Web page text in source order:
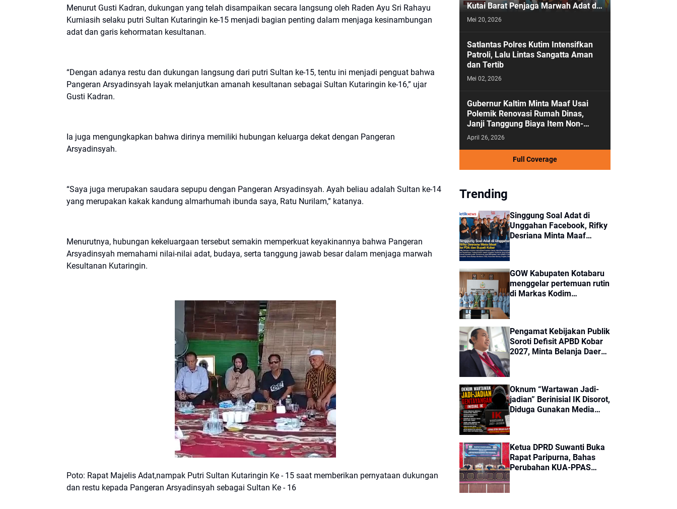
Menurut Gusti Kadran, dukungan yang telah disampaikan secara langsung oleh Raden Ayu Sri Rahayu
Kurniasih selaku putri Sultan Kutaringin ke-15 menjadi bagian penting dalam menjaga kesinambungan
adat dan garis kehormatan kesultanan.
“Dengan adanya restu dan dukungan langsung dari putri Sultan ke-15, tentu ini menjadi penguat bahwa
Pangeran Arsyadinsyah layak melanjutkan amanah kesultanan sebagai Sultan Kutaringin ke-16,” ujar
Gusti Kadran.
Ia juga mengungkapkan bahwa dirinya memiliki hubungan keluarga dekat dengan Pangeran
Arsyadinsyah.
“Saya juga merupakan saudara sepupu dengan Pangeran Arsyadinsyah. Ayah beliau adalah Sultan ke-14
yang merupakan kakak kandung almarhumah ibunda saya, Ratu Nurilam,” katanya.
Menurutnya, hubungan kekeluargaan tersebut semakin memperkuat keyakinannya bahwa Pangeran
Arsyadinsyah memahami nilai-nilai adat, budaya, serta tanggung jawab besar dalam menjaga marwah
Kesultanan Kutaringin.
Poto: Rapat Majelis Adat,nampak Putri Sultan Kutaringin Ke - 15 saat memberikan pernyataan dukungan
dan restu kepada Pangeran Arsyadinsyah sebagai Sultan Ke - 16
Kutai Barat Penjaga Marwah Adat di
Bumi Sendawar
Mei 20, 2026
Satlantas Polres Kutim Intensifkan
Patroli, Lalu Lintas Sangatta Aman
dan Tertib
Mei 02, 2026
Gubernur Kaltim Minta Maaf Usai
Polemik Renovasi Rumah Dinas,
Janji Tanggung Biaya Item Non-
Kedinasan
April 26, 2026
Full Coverage
Trending
Singgung Soal Adat di
Unggahan Facebook, Rifky
Desriana Minta Maaf
GOW Kabupaten Kotabaru
menggelar pertemuan rutin
di Markas Kodim
Pengamat Kebijakan Publik
Soroti Defisit APBD Kobar
2027, Minta Belanja Daerah
Oknum “Wartawan Jadi-
jadian” Berinisial IK Disorot,
Diduga Gunakan Media
Ketua DPRD Suwanti Buka
Rapat Paripurna, Bahas
Perubahan KUA-PPAS